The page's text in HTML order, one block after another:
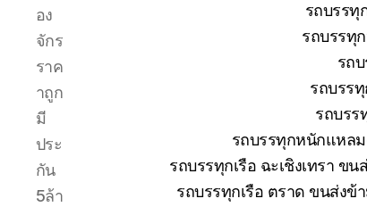
อง
จักร
ราค
าถูก
มี
ประ
กัน
5ล้า
รถบรรทุ
รถบรรทุ
รถ
รถบรร
รถบรร
รถบรรทุกหนักแหล
รถบรรทุกเรือ ฉะเชิงเทรา ข
รถบรรทุกเรือ ตราด ขนส่งข้